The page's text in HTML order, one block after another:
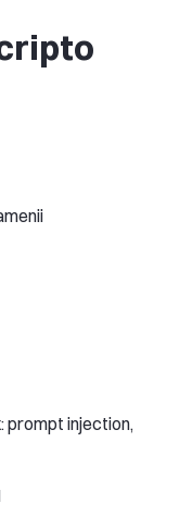
prompt injection,